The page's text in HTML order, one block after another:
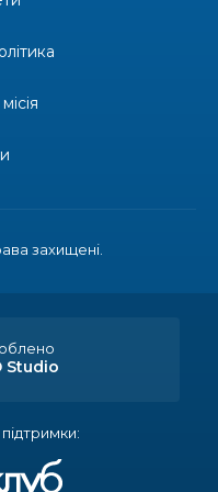
Бахмута –
але з одним
Кубка України з
захищені.
Studio